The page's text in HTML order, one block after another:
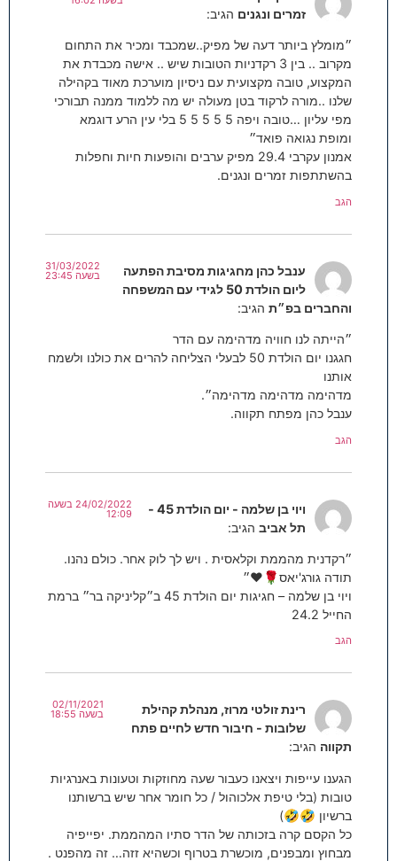
זמרים ונגנים הגיב:
״מומלץ ביותר דעה של מפיק..שמכבד ומכיר את התחום
מקרוב .. בין 3 רקדניות הטובות שיש .. אישה מכבדת את
המקצוע, טובה מקצועית עם ניסיון מוערכת מאוד בקהילה
שלנו ..מורה לרקוד בטן מעולה יש מה ללמוד ממנה תבורכי
מפי עליון …טובה ויפה 5 5 5 5 5 בלי עין הרע דוגמא
ומופת נגואה פואד״
אמנון עקרבי 29.4 מפיק ערבים והופעות חיות וחפלות
בהשתתפות זמרים ונגנים.
הגב
ענבל כהן מחגיגות מסיבת הפתעה
ליום הולדת 50 לגידי עם המשפחה
והחברים בפ״ת הגיב:
31/03/2022
בשעה 23:45
״הייתה לנו חוויה מדהימה עם הדר
חגגנו יום הולדת 50 לבעלי הצליחה להרים את כולנו ולשמח
אותנו
מדהימה מדהימה מדהימה״.
ענבל כהן מפתח תקווה.
הגב
ויוי בן שלמה - יום הולדת 45 -
תל אביב הגיב:
24/02/2022 בשעה
12:09
״רקדנית מהממת וקלאסית . ויש לך לוק אחר. כולם נהנו.
תודה גורג'יאס🌹❤️״
ויוי בן שלמה – חגיגות יום הולדת 45 ב״קליניקה בר״ ברמת
החייל 24.2
הגב
רינת זולטי מרוז, מנהלת קהילת
שלובות - חיבור חדש לחיים פתח
תקווה הגיב:
02/11/2021
בשעה 18:55
הגענו עייפות ויצאנו כעבור שעה מחוזקות וטעונות באנרגיות
טובות (בלי טיפת אלכוהול / כל חומר אחר שיש ברשותנו
ברשיון 🤣🤣)
כל הקסם קרה בזכותה של הדר סתיו המהממת. יפייפיה
מבחוץ ומבפנים, מוכשרת בטרוף וכשהיא זזה… זה מהפנט .